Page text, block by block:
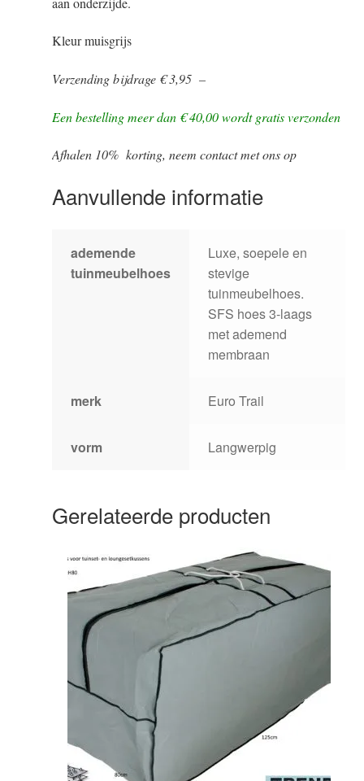
Kleur muisgrijs
Verzending bijdrage € 3,95 –
Een bestelling meer dan € 40,00 wordt gratis verzonden
Afhalen 10% korting, neem contact met ons op
Aanvullende informatie
ademende
tuinmeubelhoes
Luxe, soepele en
stevige
tuinmeubelhoes.
SFS hoes 3-laags
met ademend
membraan
merk Euro Trail
vorm Langwerpig
Gerelateerde producten